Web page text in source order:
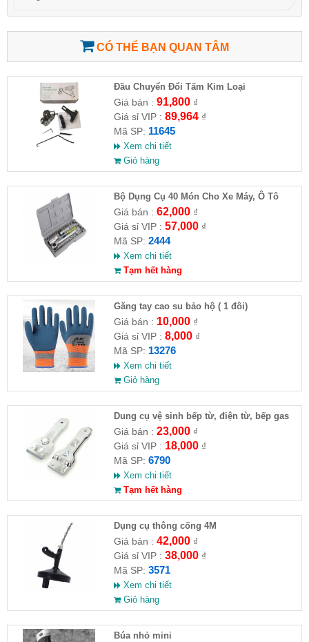
CÓ THỂ BẠN QUAN TÂM
Đầu Chuyển Đổi Tấm Kim Loại
Giá bán : 91,800₫
Giá sỉ VIP : 89,964₫
Mã SP: 11645
Xem chi tiết
Giỏ hàng
Bộ Dụng Cụ 40 Món Cho Xe Máy, Ô Tô
Giá bán : 62,000₫
Giá sỉ VIP : 57,000₫
Mã SP: 2444
Xem chi tiết
Tạm hết hàng
Găng tay cao su bảo hộ ( 1 đôi)
Giá bán : 10,000₫
Giá sỉ VIP : 8,000₫
Mã SP: 13276
Xem chi tiết
Giỏ hàng
Dung cụ vệ sinh bếp từ, điện từ, bếp gas
Giá bán : 23,000₫
Giá sỉ VIP : 18,000₫
Mã SP: 6790
Xem chi tiết
Tạm hết hàng
Dụng cụ thông cống 4M
Giá bán : 42,000₫
Giá sỉ VIP : 38,000₫
Mã SP: 3571
Xem chi tiết
Giỏ hàng
Búa nhỏ mini